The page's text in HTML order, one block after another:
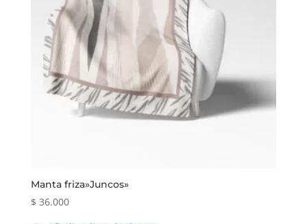
Manta friza»Juncos»
$ 36.000